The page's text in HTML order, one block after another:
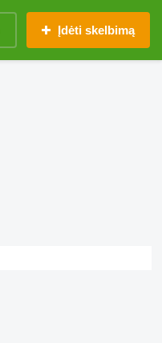
Įdėti skelbimą